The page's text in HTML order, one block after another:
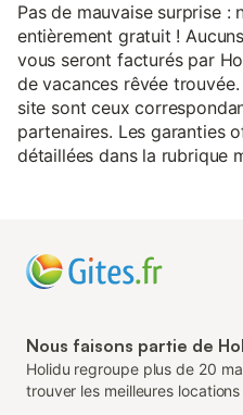
Pas de mauvaise surprise :
entièrement gratuit !
vous seront facturés par
de vacances rêvée
site sont ceux
partenaires. Les garanties
détaillées dans la rubrique
Nous faisons partie de
Holidu regroupe plus de 20
trouver les meilleures